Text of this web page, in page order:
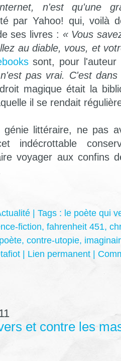
n'est qu'une
par Yahoo! qui, voilà
ses livres : « Vous
au diable, vous, et
sont, pour
pas vrai. C'est
magique était la
il se rendait
génie littéraire, ne pas
indécrottable
voyager aux confins
| Tags : le poète qui
fiction, fahrenheit 451,
poète, contre-utopie,
Lien permanent
et contre les